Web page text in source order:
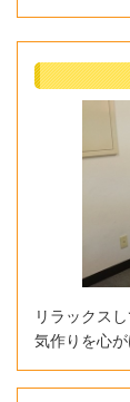
リラックス
気作りを心が